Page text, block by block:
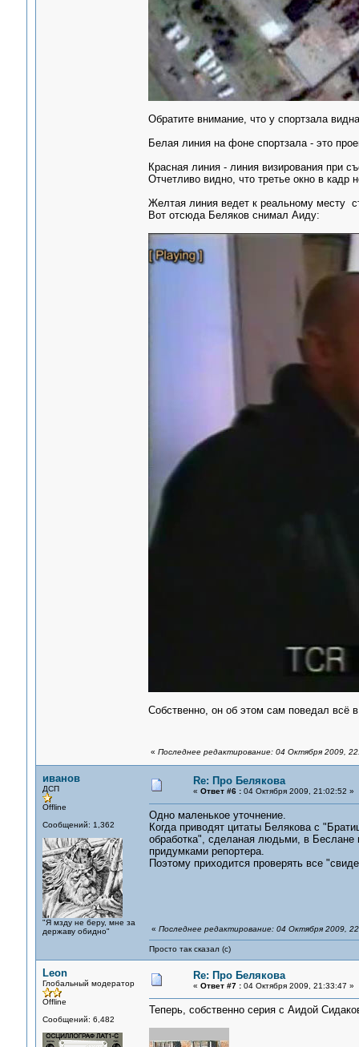
Обратите внимание, что у спортзала
Белая линия на фоне спортзала - это
Красная линия - линия визирования при
Отчетливо видно, что третье окно в кадр
Желтая линия ведет к реальному месту
Вот отсюда Беляков снимал Аиду:
Собственно, он об этом сам поведал всё
« Последнее редактирование: 04 Октября 2009,
иванов
ДСП
Offline
Сообщений: 1,362
"Я мзду не беру, мне за
державу обидно"
Re: Про Белякова
« Ответ #6 :04 Октября 2009, 21:02:52 »
Одно маленькое уточнение.
Когда приводят цитаты Белякова с
обработка", сделаная людьми, в Беслане
придумками репортера.
Поэтому приходится проверять все
« Последнее редактирование: 04 Октября 2009,
Просто так сказал (с)
Leon
Глобальный модератор
Offline
Сообщений: 6,482
Re: Про Белякова
« Ответ #7 :04 Октября 2009, 21:33:47 »
Теперь, собственно серия с Аидой